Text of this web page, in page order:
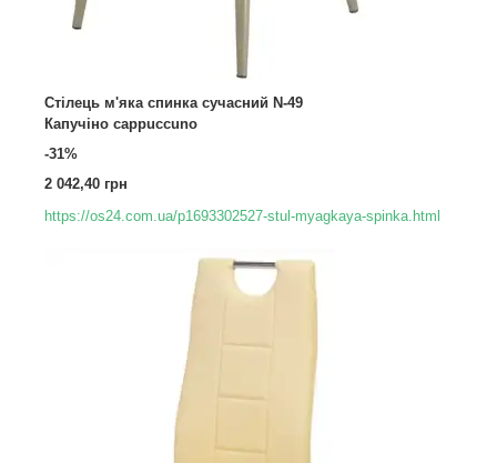
Стілець м'яка спинка сучасний N-49
Капучіно cappuccuno
-31%
2 042,40 грн
https://os24.com.ua/p1693302527-stul-myagkaya-spinka.html